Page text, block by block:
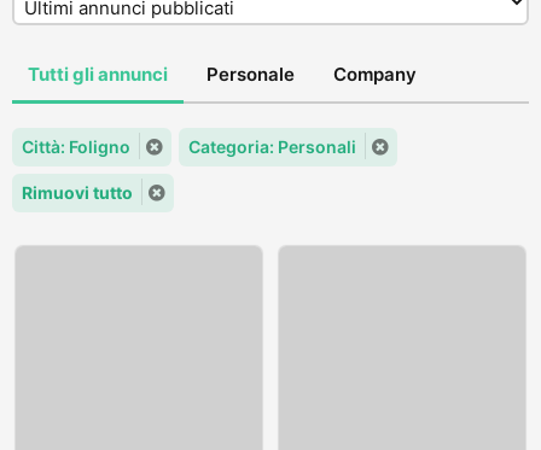
Tutti gli annunci Personale Company
Città: Foligno Categoria: Personali
Rimuovi tutto